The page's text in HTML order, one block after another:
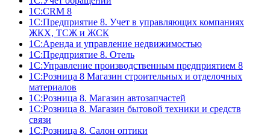
1C:CRM 8
1С:Предприятие 8. Учет в управляющих компаниях
ЖКХ, ТСЖ и ЖСК
1С:Аренда и управление недвижимостью
1С:Предприятие 8. Отель
1C:Управление производственным предприятием 8
1С:Розница 8 Магазин строительных и отделочных
материалов
1С:Розница 8. Магазин автозапчастей
1С:Розница 8. Магазин бытовой техники и средств
связи
1С:Розница 8. Салон оптики